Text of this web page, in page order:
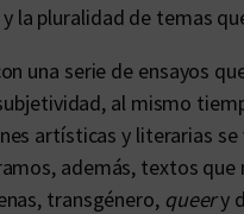
pluralidad de temas
una serie de ensayos
al mismo
artísticas y literarias
además, textos que
transgénero, queery